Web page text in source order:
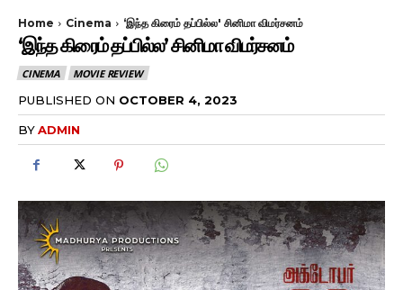
Home Cinema ‘இந்த கிரைம் தப்பில்ல' சினிமா விமர்சனம்
‘இந்த கிரைம் தப்பில்ல’ சினிமா விமர்சனம்
CINEMA MOVIE REVIEW
PUBLISHED ON OCTOBER 4, 2023
BYADMIN